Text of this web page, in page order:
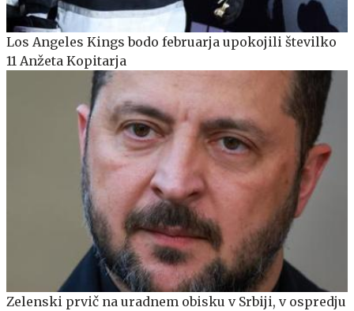
Los Angeles Kings bodo februarja upokojili številko
11 Anžeta Kopitarja
Zelenski prvič na uradnem obisku v Srbiji, v ospredju